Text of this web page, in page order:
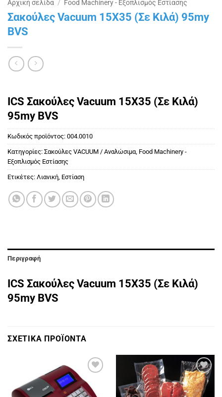
Αρχική σελίδα / Food Machinery - Εξοπλισμός Εστίασης
Σακούλες Vacuum 15X35 (Σε Kιλά) 95my
BVS
ICS Σακούλες Vacuum 15X35 (Σε Kιλά)
95my BVS
Κωδικός προϊόντος: 004.0010
Κατηγορίες: Σακούλες VACUUM / Αναλώσιμα, Food Machinery -
Εξοπλισμός Εστίασης
Ετικέτες: Λιανική, Εστίαση
Περιγραφή
ICS Σακούλες Vacuum 15X35 (Σε Kιλά)
95my BVS
ΣΧΕΤΙΚΑ ΠΡΟΪΟΝΤΑ
Πρόσθήκη
στην
λίστα
Πρόσθήκη
στην
λίστα